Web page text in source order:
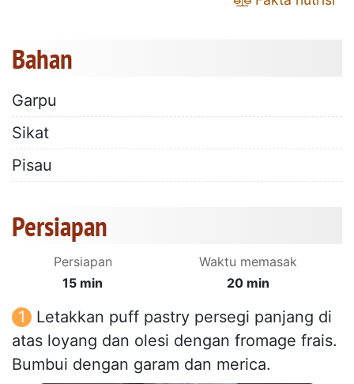
Bahan
Garpu
Sikat
Pisau
Persiapan
Persiapan
15 min
Waktu memasak
20 min
Letakkan puff pastry persegi panjang di
atas loyang dan olesi dengan fromage frais.
Bumbui dengan garam dan merica.